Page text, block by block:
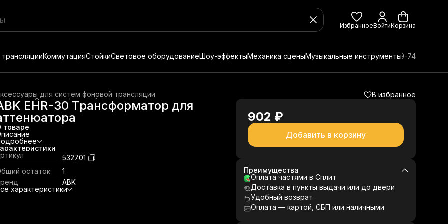
ИзбранноеВойтиКорзина
КоммутацияСтойкиСветовое оборудованиеШоу-эффектыМеханика сценыМузыкальные инструменты
8 (800) 350-49-74
для систем фоновой трансляции
Системы фоновой трансляции
›
EHR-30 Трансформатор для
товаре
532701
остаток
1
ABK
характеристики
В избранное
902 ₽
Добавить в корзину
Преимущества
Оплата частями в Сплит
Доставка в пункты выдачи или до двери
Удобный возврат
Оплата — картой, СБП или наличными